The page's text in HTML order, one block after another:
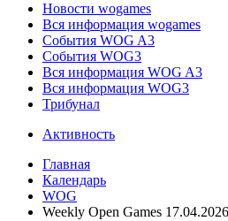
Новости wogames
Вся информация wogames
События WOG A3
События WOG3
Вся информация WOG A3
Вся информация WOG3
Трибунал
Активность
Главная
Календарь
WOG
Weekly Open Games